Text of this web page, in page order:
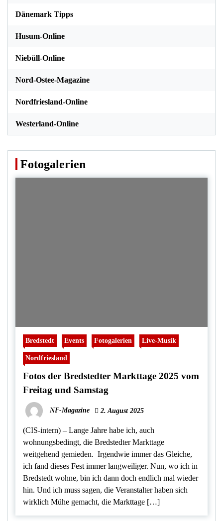
Dänemark Tipps
Husum-Online
Niebüll-Online
Nord-Ostee-Magazine
Nordfriesland-Online
Westerland-Online
Fotogalerien
Bredstedt Events Fotogalerien Live-Musik
Nordfriesland
Fotos der Bredstedter Markttage 2025 vom
Freitag und Samstag
NF-Magazine 2. August 2025
(CIS-intern) – Lange Jahre habe ich, auch
wohnungsbedingt, die Bredstedter Markttage
weitgehend gemieden. Irgendwie immer das Gleiche,
ich fand dieses Fest immer langweiliger. Nun, wo ich in
Bredstedt wohne, bin ich dann doch endlich mal wieder
hin. Und ich muss sagen, die Veranstalter haben sich
wirklich Mühe gemacht, die Markttage […]